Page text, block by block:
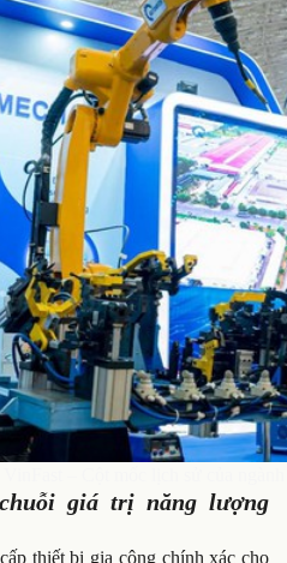
giá trị năng lượng
thiết bị gia công chính xác cho